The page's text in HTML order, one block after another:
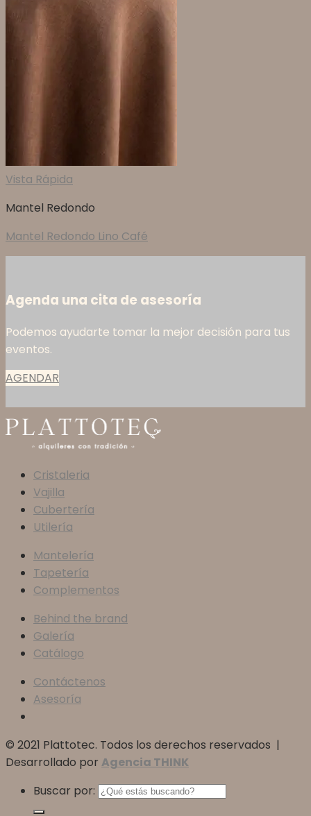
Vista Rápida
Mantel Redondo
Mantel Redondo Lino Café
Agenda una cita de asesoría
Podemos ayudarte tomar la mejor decisión para tus
eventos.
AGENDAR
Cristaleria
Vajilla
Cubertería
Utilería
Mantelería
Tapetería
Complementos
Behind the brand
Galería
Catálogo
Contáctenos
Asesoría
© 2021 Plattotec. Todos los derechos reservados |
Desarrollado por Agencia THINK
Buscar por: